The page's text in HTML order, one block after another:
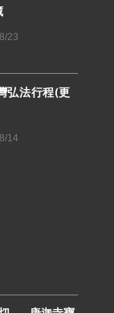
23
弘法行程(更
14